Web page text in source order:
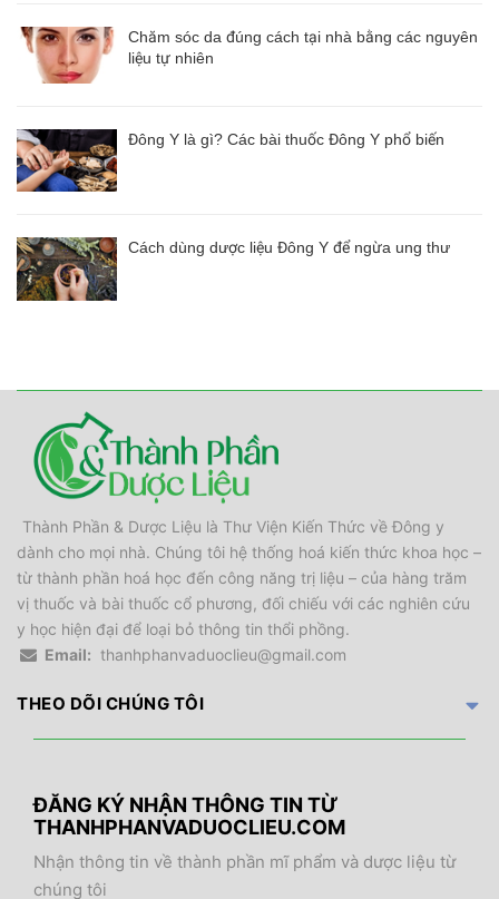
Chăm sóc da đúng cách tại nhà bằng các nguyên
liệu tự nhiên
Đông Y là gì? Các bài thuốc Đông Y phổ biến
Cách dùng dược liệu Đông Y để ngừa ung thư
Thành Phần & Dược Liệu là Thư Viện Kiến Thức về Đông y
dành cho mọi nhà. Chúng tôi hệ thống hoá kiến thức khoa học –
từ thành phần hoá học đến công năng trị liệu – của hàng trăm
vị thuốc và bài thuốc cổ phương, đối chiếu với các nghiên cứu
y học hiện đại để loại bỏ thông tin thổi phồng.
Email: thanhphanvaduoclieu@gmail.com
THEO DÕI CHÚNG TÔI
ĐĂNG KÝ NHẬN THÔNG TIN TỪ
THANHPHANVADUOCLIEU.COM
Nhận thông tin về thành phần mĩ phẩm và dược liệu từ
chúng tôi